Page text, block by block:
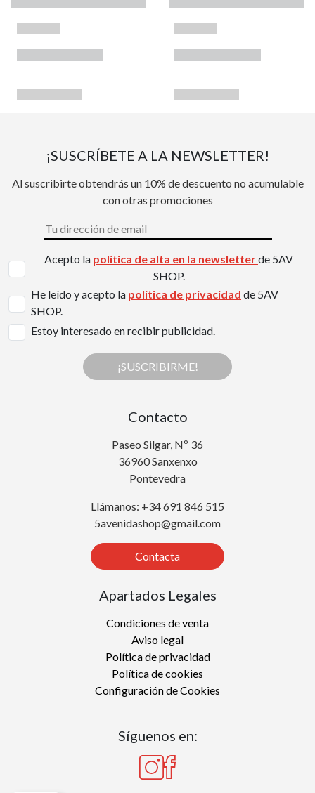
¡SUSCRÍBETE A LA NEWSLETTER!
Al suscribirte obtendrás un 10% de descuento no acumulable
con otras promociones
Acepto la política de alta en la newsletterde 5AV
SHOP.
He leído y acepto la política de privacidad de 5AV
SHOP.
Estoy interesado en recibir publicidad.
¡SUSCRIBIRME!
Contacto
Paseo Silgar, Nº 36
36960 Sanxenxo
Pontevedra
Llámanos: +34 691 846 515
5avenidashop@gmail.com
Contacta
Apartados Legales
Condiciones de venta
Aviso legal
Política de privacidad
Política de cookies
Configuración de Cookies
Síguenos en: